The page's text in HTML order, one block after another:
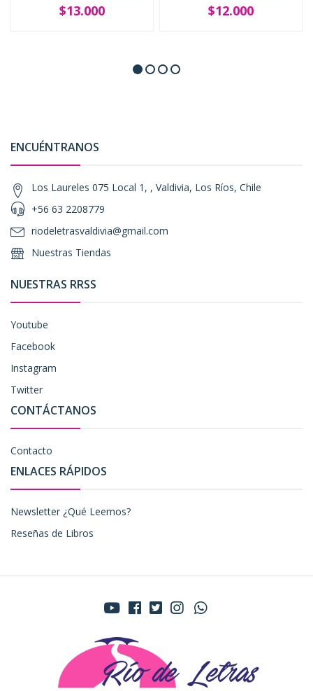
$13.000 $12.000
ENCUÉNTRANOS
Los Laureles 075 Local 1, , Valdivia, Los Ríos, Chile
+56 63 2208779
riodeletrasvaldivia@gmail.com
Nuestras Tiendas
NUESTRAS RRSS
Youtube
Facebook
Instagram
Twitter
CONTÁCTANOS
Contacto
ENLACES RÁPIDOS
Newsletter ¿Qué Leemos?
Reseñas de Libros